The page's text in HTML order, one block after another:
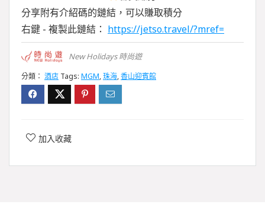
分享附有介紹碼的鏈結，可以賺取積分
右鍵 - 複製此鏈結： https://jetso.travel/?mref=
New Holidays 時尚遊
分類： 酒店 Tags: MGM,珠海,香山迎賓館
加入收藏